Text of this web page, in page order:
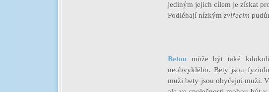
jediným jejich cílem je získat
Podléhají nízkým zvířecím
Betou může být také
neobvyklého. Bety jsou
muži bety jsou obyčejní muži.